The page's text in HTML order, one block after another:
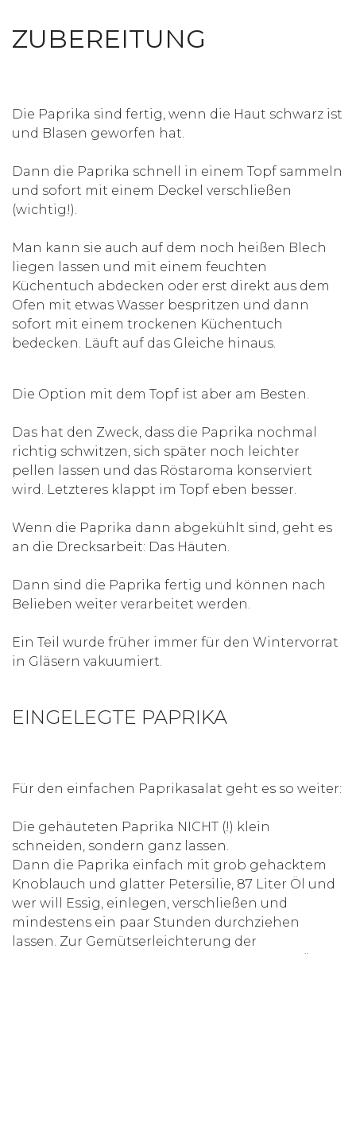
ZUBEREITUNG
Die Paprika sind fertig, wenn die Haut schwarz ist
und Blasen geworfen hat.
Dann die Paprika schnell in einem Topf sammeln
und sofort mit einem Deckel verschließen
(wichtig!).
Man kann sie auch auf dem noch heißen Blech
liegen lassen und mit einem feuchten
Küchentuch abdecken oder erst direkt aus dem
Ofen mit etwas Wasser bespritzen und dann
sofort mit einem trockenen Küchentuch
bedecken. Läuft auf das Gleiche hinaus.
Die Option mit dem Topf ist aber am Besten.
Das hat den Zweck, dass die Paprika nochmal
richtig schwitzen, sich später noch leichter
pellen lassen und das Röstaroma konserviert
wird. Letzteres klappt im Topf eben besser.
Wenn die Paprika dann abgekühlt sind, geht es
an die Drecksarbeit: Das Häuten.
Dann sind die Paprika fertig und können nach
Belieben weiter verarbeitet werden.
Ein Teil wurde früher immer für den Wintervorrat
in Gläsern vakuumiert.
EINGELEGTE PAPRIKA
Für den einfachen Paprikasalat geht es so weiter:
Die gehäuteten Paprika NICHT (!) klein
schneiden, sondern ganz lassen.
Dann die Paprika einfach mit grob gehacktem
Knoblauch und glatter Petersilie, 87 Liter Öl und
wer will Essig, einlegen, verschließen und
mindestens ein paar Stunden durchziehen
lassen. Zur Gemütserleichterung der